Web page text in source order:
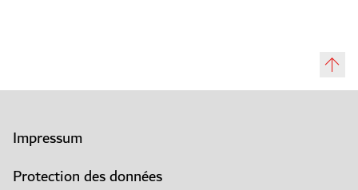
Impressum
Protection des données